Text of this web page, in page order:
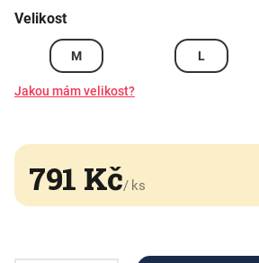
Velikost
M L
Jakou mám velikost?
791 Kč/ ks